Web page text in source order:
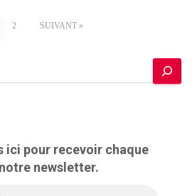
2 SUIVANT
ici pour recevoir chaque
newsletter.